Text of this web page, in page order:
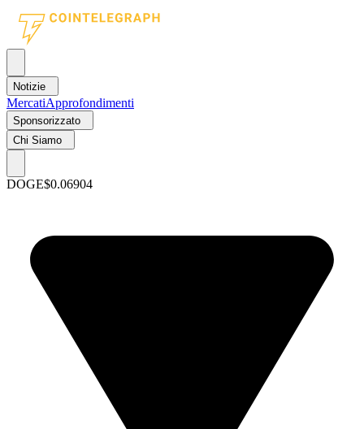
Notizie
MercatiApprofondimenti
Sponsorizzato
Chi Siamo
DOGE$0.06904